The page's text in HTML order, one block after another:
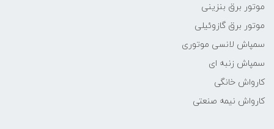
موتور برق بنزینی
موتور برق گازوئیلی
سمپاش لانسی موتوری
سمپاش زنبه ای
کارواش خانگی
کارواش نیمه صنعتی